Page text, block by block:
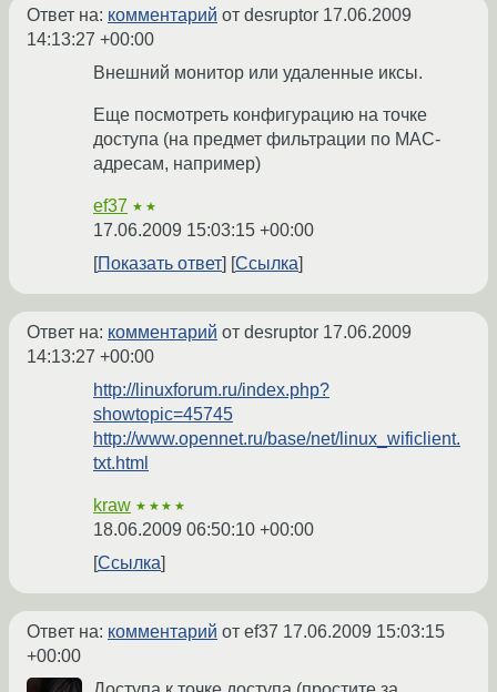
Ответ на: комментарий от desruptor 17.06.2009
14:13:27 +00:00
Внешний монитор или удаленные иксы.
Еще посмотреть конфигурацию на точке
доступа (на предмет фильтрации по MAC-
адресам, например)
ef37 ★★
17.06.2009 15:03:15 +00:00
Показать ответ
Ссылка
Ответ на: комментарий от desruptor 17.06.2009
14:13:27 +00:00
http://linuxforum.ru/index.php?
showtopic=45745
http://www.opennet.ru/base/net/linux_wificlient.
txt.html
kraw ★★★★
18.06.2009 06:50:10 +00:00
Ссылка
Ответ на: комментарий от ef37 17.06.2009 15:03:15
+00:00